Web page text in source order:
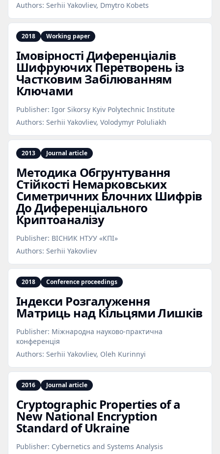
Authors: Serhii Yakovliev, Dmytro Kobets
2018 Working paper
Імовірності Диференціалів
Шифруючих Перетворень із
Частковим Забілюванням
Ключами
Publisher: Igor Sikorsy Kyiv Polytechnic Institute
Authors: Serhii Yakovliev, Volodymyr Poluliakh
2013 Journal article
Методика Обгрунтування
Стійкості Немарковських
Симетричних Блочних Шифрів
До Диференціального
Криптоаналізу
Publisher: ВІСНИК НТУУ «КПІ»
Authors: Serhii Yakovliev
2018 Conference proceedings
Індекси Розгалуження
Матриць над Кільцями Лишків
Publisher: Міжнародна науково-практична
конференція
Authors: Serhii Yakovliev, Oleh Kurinnyi
2016 Journal article
Cryptographic Properties of a
New National Encryption
Standard of Ukraine
Publisher: Cybernetics and Systems Analysis